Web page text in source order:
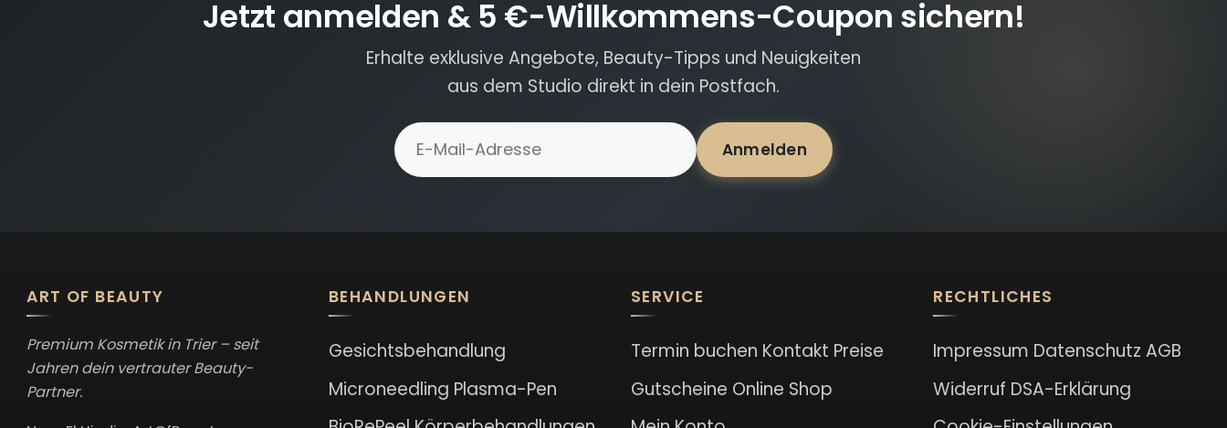
Jetzt anmelden & 5 €-Willkommens-Coupon sichern!
Erhalte exklusive Angebote, Beauty-Tipps und Neuigkeiten
aus dem Studio direkt in dein Postfach.
E-Mail-Adresse für Newsletter
Anmelden
ART OF BEAUTY
Premium Kosmetik in Trier – seit
Jahren dein vertrauter Beauty-
Partner.
BEHANDLUNGEN
Gesichtsbehandlung
Microneedling Plasma-Pen
SERVICE
Termin buchen Kontakt Preise
Gutscheine Online Shop
RECHTLICHES
Impressum Datenschutz AGB
Widerruf DSA-Erklärung